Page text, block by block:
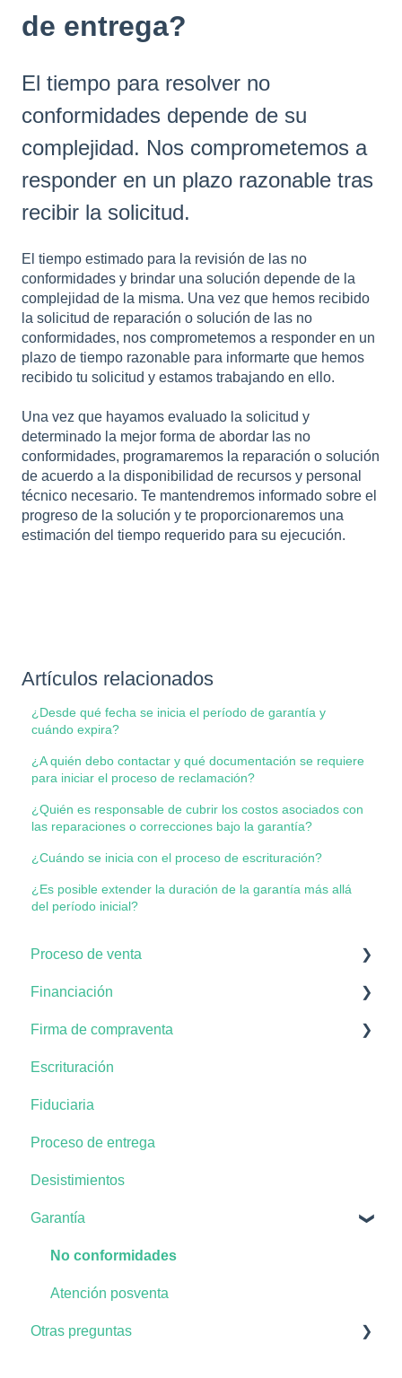
de entrega?
El tiempo para resolver no
conformidades depende de su
complejidad. Nos comprometemos a
responder en un plazo razonable tras
recibir la solicitud.
El tiempo estimado para la revisión de las no
conformidades y brindar una solución depende de la
complejidad de la misma. Una vez que hemos recibido
la solicitud de reparación o solución de las no
conformidades, nos comprometemos a responder en un
plazo de tiempo razonable para informarte que hemos
recibido tu solicitud y estamos trabajando en ello.
Una vez que hayamos evaluado la solicitud y
determinado la mejor forma de abordar las no
conformidades, programaremos la reparación o solución
de acuerdo a la disponibilidad de recursos y personal
técnico necesario. Te mantendremos informado sobre el
progreso de la solución y te proporcionaremos una
estimación del tiempo requerido para su ejecución.
Artículos relacionados
¿Desde qué fecha se inicia el período de garantía y
cuándo expira?
¿A quién debo contactar y qué documentación se requiere
para iniciar el proceso de reclamación?
¿Quién es responsable de cubrir los costos asociados con
las reparaciones o correcciones bajo la garantía?
¿Cuándo se inicia con el proceso de escrituración?
¿Es posible extender la duración de la garantía más allá
del período inicial?
Proceso de venta
Proceso en la compra del apartamento
Documentación
Financiación
Plan de pagos
Tiempos de pago
Solicitud del crédito
Firma de compraventa
Documentación del negocio
Escrituración
Fiduciaria
Proceso de entrega
Desistimientos
Garantía
No conformidades
Atención posventa
Otras preguntas